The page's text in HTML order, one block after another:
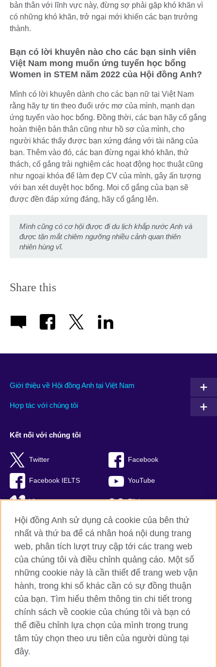
bản thân với lĩnh vực này, đừng sợ phải gặp khó khăn vì
có những khó khăn, trở ngại mới khiến các bạn trưởng
thành.
Bạn có lời khuyên nào cho các bạn sinh viên
Việt Nam mong muốn ứng tuyển học bổng
Women in STEM năm 2022 của Hội đồng Anh?
Mình có lời khuyên dành cho các bạn nữ tại Việt Nam
rằng hãy tự tin theo đuổi ước mơ của mình, mạnh dạn
ứng tuyển vào học bổng. Đồng thời, các bạn hãy cố gắng
hoàn thiện bản thân cũng như hồ sơ của mình, cho
người khác thấy được bạn xứng đáng với tài năng của
bạn. Thêm vào đó, các bạn đừng ngại khó khăn, thử
thách, cố gắng trải nghiệm các hoạt động học thuật cũng
như ngoại khóa để làm đẹp CV của mình, gây ấn tượng
với ban xét duyệt học bổng. Mọi cố gắng của bạn sẽ
được đền đáp xứng đáng, hãy cố gắng lên.
Mình cũng có cơ hội được đi du lịch khắp nước Anh và
được tận mắt chiêm ngưỡng nhiều cảnh quan thiên
nhiên hùng vĩ.
Share this
Giới thiệu về Hội đồng Anh tại Việt Nam
Hợp tác với chúng tôi
Kết nối với chúng tôi
Twitter Facebook
Facebook IELTS YouTube
Vimeo Flickr
RSS TikTok
Hội đồng Anh toàn cầu
Bảo mật thông tin và quy định sử dụng
Cookie
Sơ đồ trang
© 2026 British Council
British Council (Viet Nam) LLC (
Hội đồng Anh sử dụng cả cookie của bên thứ
nhất và thứ ba để cá nhân hoá nội dung trang
web, phân tích lượt truy cập tới các trang web
của chúng tôi và điều chỉnh quảng cáo. Một số
những cookie này là cần thiết để trang web vận
hành, trong khi số khác cần có sự đồng thuận
của bạn. Tìm hiểu thêm thông tin chi tiết trong
chính sách về cookie của chúng tôi và bạn có
thể điều chỉnh lựa chọn của mình trong trung
tâm tùy chọn theo ưu tiên của người dùng tại
đây.